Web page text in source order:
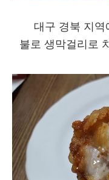
대구 경북 지역
불로 생막걸리로